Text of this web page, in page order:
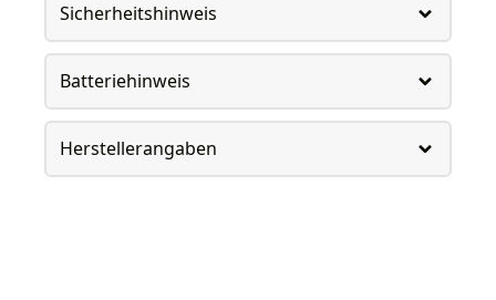
Sicherheitshinweis
Batteriehinweis
Herstellerangaben